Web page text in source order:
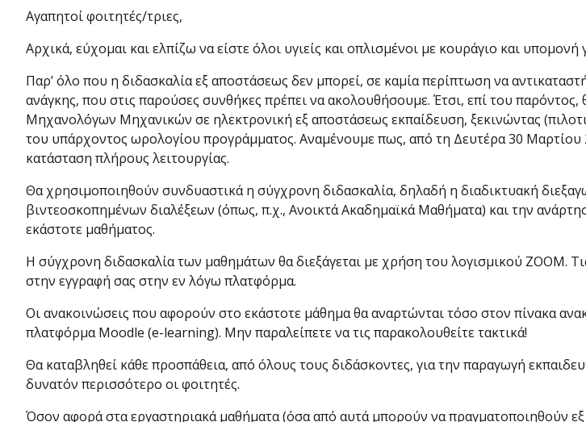
Αγαπητοί φοιτητές/τριες,
Αρχικά, εύχομαι και ελπίζω να είστε όλοι υγιείς και οπλισμένοι με κουράγιο και
Παρ’ όλο που η διδασκαλία εξ αποστάσεως δεν μπορεί, σε καμία περίπτωση να
ανάγκης, που στις παρούσες συνθήκες πρέπει να ακολουθήσουμε. Έτσι, επί του
Μηχανολόγων Μηχανικών σε ηλεκτρονική εξ αποστάσεως εκπαίδευση, ξεκινώντας
του υπάρχοντος ωρολογίου προγράμματος. Αναμένουμε πως, από τη Δευτέρα 30 Μαρτίου
κατάσταση πλήρους λειτουργίας.
Θα χρησιμοποιηθούν συνδυαστικά η σύγχρονη διδασκαλία, δηλαδή η διαδικτυακή
βιντεοσκοπημένων διαλέξεων (όπως, π.χ., Ανοικτά Ακαδημαϊκά Μαθήματα) και την
εκάστοτε μαθήματος.
Η σύγχρονη διδασκαλία των μαθημάτων θα διεξάγεται με χρήση του λογισμικού ZOOM.
στην εγγραφή σας στην εν λόγω πλατφόρμα.
Οι ανακοινώσεις που αφορούν στο εκάστοτε μάθημα θα αναρτώνται τόσο στον πίνακα
πλατφόρμα Moodle (e-learning). Μην παραλείπετε να τις παρακολουθείτε τακτικά!
Θα καταβληθεί κάθε προσπάθεια, από όλους τους διδάσκοντες, για την παραγωγή
δυνατόν περισσότερο οι φοιτητές.
Όσον αφορά στα εργαστηριακά μαθήματα (όσα από αυτά μπορούν να πραγματοποιηθούν